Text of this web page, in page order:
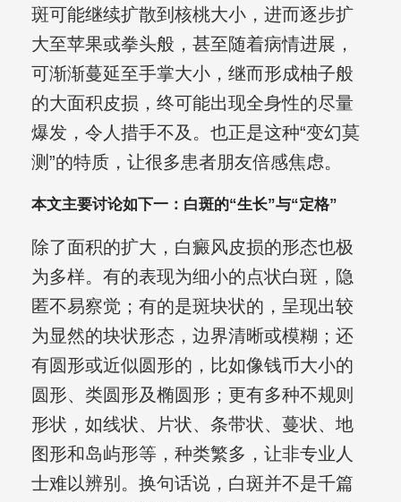
斑可能继续扩散到核桃大小，进而逐步扩
大至苹果或拳头般，甚至随着病情进展，
可渐渐蔓延至手掌大小，继而形成柚子般
的大面积皮损，终可能出现全身性的尽量
爆发，令人措手不及。也正是这种“变幻莫
测”的特质，让很多患者朋友倍感焦虑。
本文主要讨论如下一：白斑的“生长”与“定格”
除了面积的扩大，白癜风皮损的形态也极
为多样。有的表现为细小的点状白斑，隐
匿不易察觉；有的是斑块状的，呈现出较
为显然的块状形态，边界清晰或模糊；还
有圆形或近似圆形的，比如像钱币大小的
圆形、类圆形及椭圆形；更有多种不规则
形状，如线状、片状、条带状、蔓状、地
图形和岛屿形等，种类繁多，让非专业人
士难以辨别。换句话说，白斑并不是千篇